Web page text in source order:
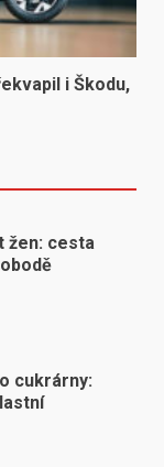
i Škodu,
žen: cesta
cukrárny: